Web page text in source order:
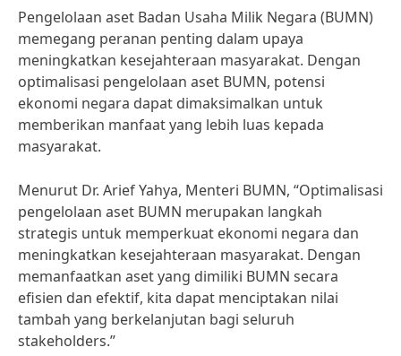
Pengelolaan aset Badan Usaha Milik Negara (BUMN)
memegang peranan penting dalam upaya
meningkatkan kesejahteraan masyarakat. Dengan
optimalisasi pengelolaan aset BUMN, potensi
ekonomi negara dapat dimaksimalkan untuk
memberikan manfaat yang lebih luas kepada
masyarakat.
Menurut Dr. Arief Yahya, Menteri BUMN, “Optimalisasi
pengelolaan aset BUMN merupakan langkah
strategis untuk memperkuat ekonomi negara dan
meningkatkan kesejahteraan masyarakat. Dengan
memanfaatkan aset yang dimiliki BUMN secara
efisien dan efektif, kita dapat menciptakan nilai
tambah yang berkelanjutan bagi seluruh
stakeholders.”